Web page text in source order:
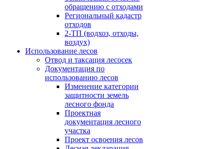
обращению с отходами
Региональный кадастр
отходов
2-ТП (водхоз, отходы,
воздух)
Использование лесов
Отвод и таксация лесосек
Документация по
использованию лесов
Изменение категории
защитности земель
лесного фонда
Проектная
документация лесного
участка
Проект освоения лесов